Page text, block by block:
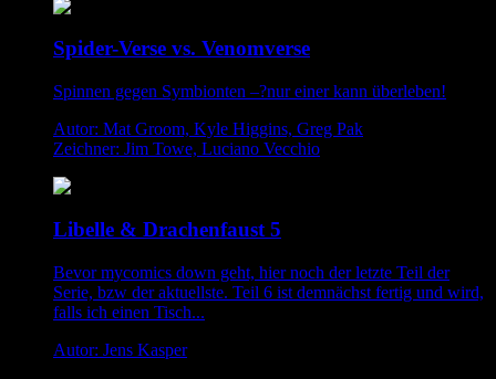
Spider-Verse vs. Venomverse
Spinnen gegen Symbionten –?nur einer kann überleben!
Autor: Mat Groom, Kyle Higgins, Greg Pak
Zeichner: Jim Towe, Luciano Vecchio
Libelle & Drachenfaust 5
Bevor mycomics down geht, hier noch der letzte Teil der
Serie, bzw der aktuellste. Teil 6 ist demnächst fertig und wird,
falls ich einen Tisch...
Autor: Jens Kasper